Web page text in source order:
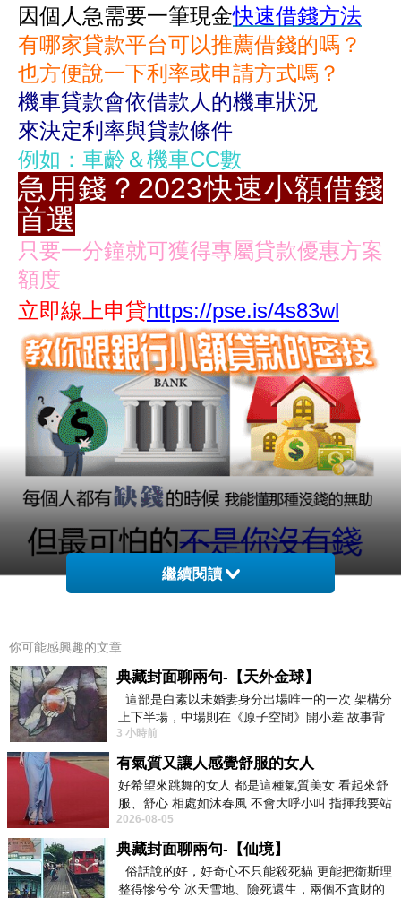
因個人急需要一筆現金快速借錢方法
有哪家貸款平台可以推薦借錢的嗎？
也方便說一下利率或申請方式嗎？
機車貸款會依借款人的機車狀況
來決定利率與貸款條件
例如：車齡＆機車CC數
急用錢？2023快速小額借錢
首選
只要一分鐘就可獲得專屬貸款優惠方案
額度
立即線上申貸https://pse.is/4s83wl
繼續閱讀
你可能感興趣的文章
典藏封面聊兩句-【天外金球】
這部是白素以未婚妻身分出場唯一的一次 架構分
上下半場，中場則在《原子空間》開小差 故事背
景影射西藏境外流亡 地下組織
3 小時前
有氣質又讓人感覺舒服的女人
好希望來跳舞的女人 都是這種氣質美女 看起來舒
服、舒心 相處如沐春風 不會大呼小叫 指揮我要站
哪個位子 妳老幾？？
2026-08-05
典藏封面聊兩句-【仙境】
俗話說的好，好奇心不只能殺死貓 更能把衛斯理
整得慘兮兮 冰天雪地、險死還生，兩個不貪財的